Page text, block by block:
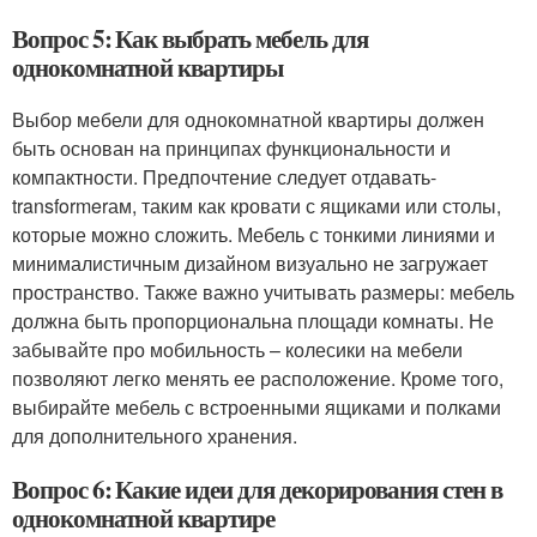
Вопрос 5: Как выбрать мебель для
однокомнатной квартиры
Выбор мебели для однокомнатной квартиры должен
быть основан на принципах функциональности и
компактности. Предпочтение следует отдавать-
transformerам, таким как кровати с ящиками или столы,
которые можно сложить. Мебель с тонкими линиями и
минималистичным дизайном визуально не загружает
пространство. Также важно учитывать размеры: мебель
должна быть пропорциональна площади комнаты. Не
забывайте про мобильность – колесики на мебели
позволяют легко менять ее расположение. Кроме того,
выбирайте мебель с встроенными ящиками и полками
для дополнительного хранения.
Вопрос 6: Какие идеи для декорирования стен в
однокомнатной квартире